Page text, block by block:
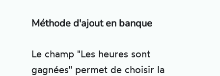
Méthode d'ajout en banque
Le champ "Les heures sont
gagnées" permet de choisir la